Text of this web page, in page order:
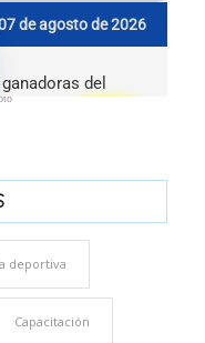
deportiva
Capacitación